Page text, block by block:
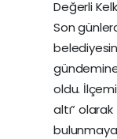
Değerli
Son
oldu.
altı”